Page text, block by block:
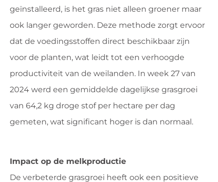
geïnstalleerd, is het gras niet alleen groener maar
ook langer geworden. Deze methode zorgt ervoor
dat de voedingsstoffen direct beschikbaar zijn
voor de planten, wat leidt tot een verhoogde
productiviteit van de weilanden. In week 27 van
2024 werd een gemiddelde dagelijkse grasgroei
van 64,2 kg droge stof per hectare per dag
gemeten, wat significant hoger is dan normaal.
Impact op de melkproductie
De verbeterde grasgroei heeft ook een positieve